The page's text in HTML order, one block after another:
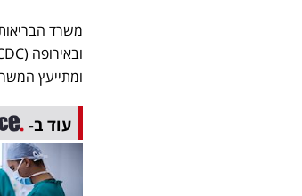
ומתייעץ
עוד ב-